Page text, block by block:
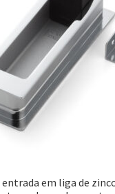
entrada em liga de